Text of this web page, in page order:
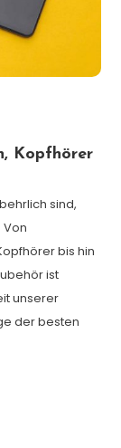
Kopfhörer
sind,
bis hin
ist
unserer
der besten